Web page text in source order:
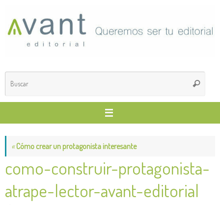
contenido
Buscar
«Cómo crear un protagonista interesante
como-construir-protagonista-
atrape-lector-avant-editorial